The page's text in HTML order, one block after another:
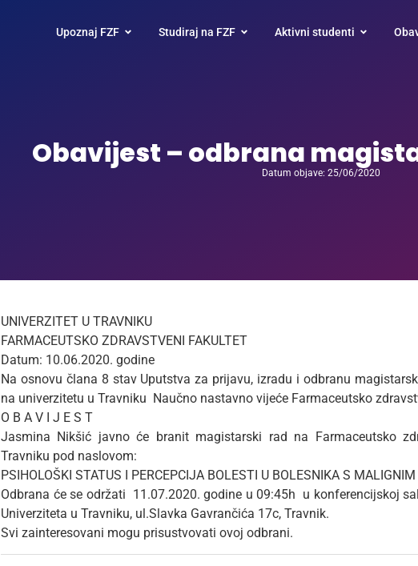
Upoznaj FZF Studiraj na FZF Aktivni studenti
Obavijest – odbrana
Datum objave: 25/06/2020
UNIVERZITET U TRAVNIKU
FARMACEUTSKO ZDRAVSTVENI FAKULTET
Datum: 10.06.2020. godine
Na osnovu člana 8 stav Uputstva za prijavu, izradu i odbranu
na univerzitetu u Travniku Naučno nastavno vijeće Farmaceutsko
O B A V I J E S T
Jasmina Nikšić javno će branit magistarski rad na Farmaceutsko
Travniku pod naslovom:
PSIHOLOŠKI STATUS I PERCEPCIJA BOLESTI U BOLESNIKA S
Odbrana će se održati 11.07.2020. godine u 09:45h u konferencijskoj
Univerziteta u Travniku, ul.Slavka Gavrančića 17c, Travnik.
Svi zainteresovani mogu prisustvovati ovoj odbrani.